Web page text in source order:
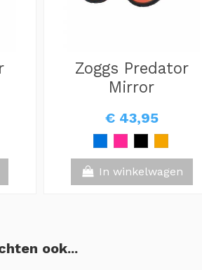
Zoggs Predator
Mirror
€ 43,95
In winkelwagen
ook...